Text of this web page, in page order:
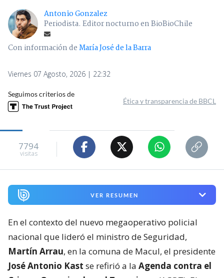
Antonio Gonzalez
Periodista. Editor nocturno en BioBioChile
Con información deMaría José de la Barra
Viernes 07 Agosto, 2026 | 22:32
Seguimos criterios de
Ética y transparencia de BBCL
7794
visitas
VER RESUMEN
En el contexto del nuevo megaoperativo policial
nacional que lideró el ministro de Seguridad,
Martín Arrau, en la comuna de Macul, el presidente
José Antonio Kast se refirió a la Agenda contra el